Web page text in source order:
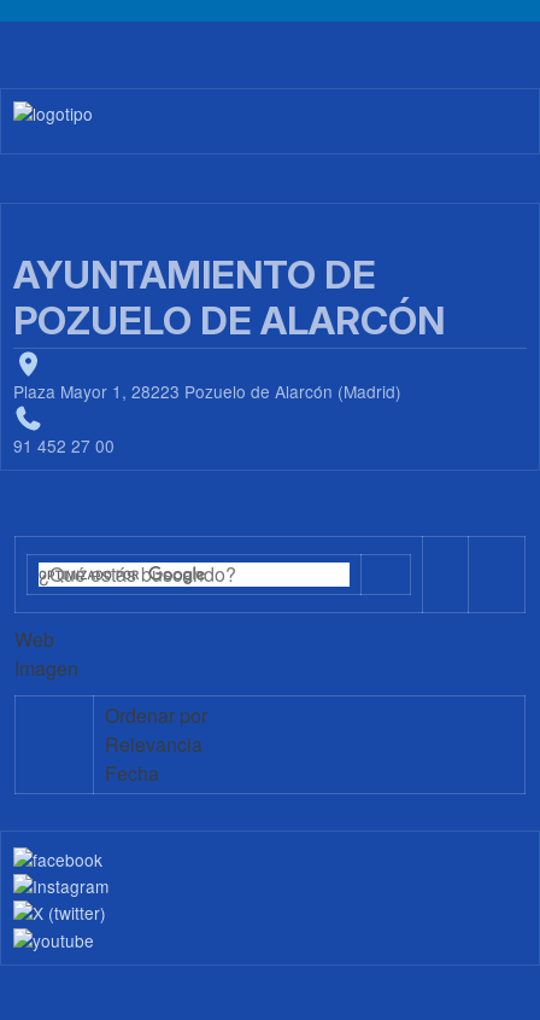
Imagen
AYUNTAMIENTO DE
POZUELO DE ALARCÓN
Plaza Mayor 1, 28223 Pozuelo de Alarcón (Madrid)
91 452 27 00
Web
Imagen
Ordenar por
Relevancia
Fecha